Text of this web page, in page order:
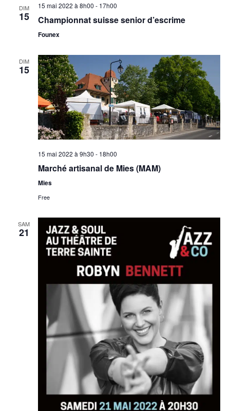
DIM
15
15 mai 2022 à 8h00 - 17h00
Championnat suisse senior d’escrime
Founex
DIM
15
15 mai 2022 à 9h30 - 18h00
Marché artisanal de Mies (MAM)
Mies
Free
SAM
21